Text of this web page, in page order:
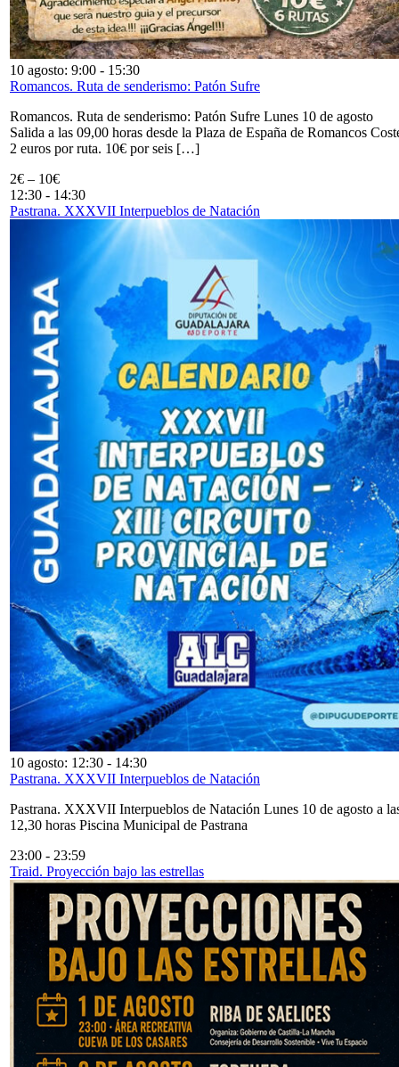
10 agosto: 9:00 - 15:30
Romancos. Ruta de senderismo: Patón Sufre
Romancos. Ruta de senderismo: Patón Sufre Lunes 10 de agosto
Salida a las 09,00 horas desde la Plaza de España de Romancos
2 euros por ruta. 10€ por seis […]
2€ – 10€
12:30 - 14:30
Pastrana. XXXVII Interpueblos de Natación
10 agosto: 12:30 - 14:30
Pastrana. XXXVII Interpueblos de Natación
Pastrana. XXXVII Interpueblos de Natación Lunes 10 de agosto a
12,30 horas Piscina Municipal de Pastrana
23:00 - 23:59
Traid. Proyección bajo las estrellas